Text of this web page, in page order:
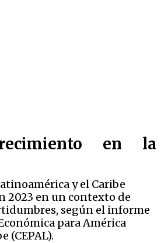
en la
y el Caribe
2023 en un contexto de
según el informe
para América
(CEPAL).